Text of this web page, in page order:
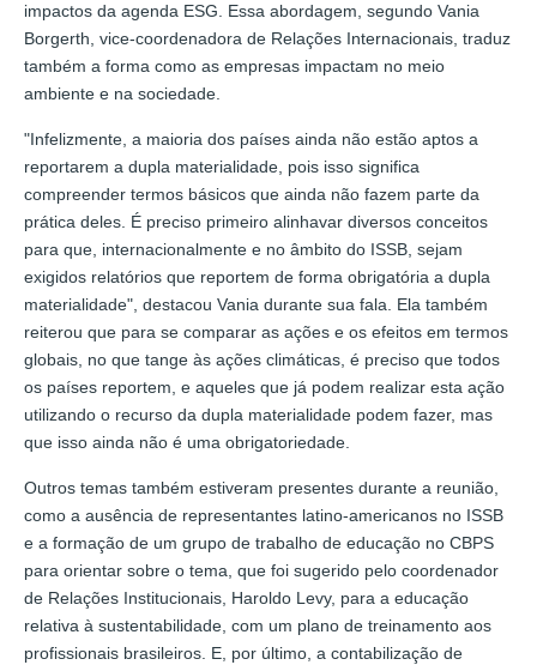
impactos da agenda ESG. Essa abordagem, segundo Vania
Borgerth, vice-coordenadora de Relações Internacionais, traduz
também a forma como as empresas impactam no meio
ambiente e na sociedade.
"Infelizmente, a maioria dos países ainda não estão aptos a
reportarem a dupla materialidade, pois isso significa
compreender termos básicos que ainda não fazem parte da
prática deles. É preciso primeiro alinhavar diversos conceitos
para que, internacionalmente e no âmbito do ISSB, sejam
exigidos relatórios que reportem de forma obrigatória a dupla
materialidade", destacou Vania durante sua fala. Ela também
reiterou que para se comparar as ações e os efeitos em termos
globais, no que tange às ações climáticas, é preciso que todos
os países reportem, e aqueles que já podem realizar esta ação
utilizando o recurso da dupla materialidade podem fazer, mas
que isso ainda não é uma obrigatoriedade.
Outros temas também estiveram presentes durante a reunião,
como a ausência de representantes latino-americanos no ISSB
e a formação de um grupo de trabalho de educação no CBPS
para orientar sobre o tema, que foi sugerido pelo coordenador
de Relações Institucionais, Haroldo Levy, para a educação
relativa à sustentabilidade, com um plano de treinamento aos
profissionais brasileiros. E, por último, a contabilização de